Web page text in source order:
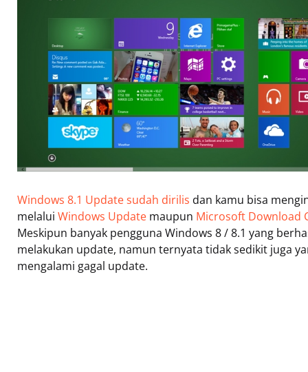
Windows 8.1 Update sudah dirilis dan kamu bisa
melalui Windows Update maupun Microsoft Download
Meskipun banyak pengguna Windows 8 / 8.1 yang
melakukan update, namun ternyata tidak sedikit juga
mengalami gagal update.